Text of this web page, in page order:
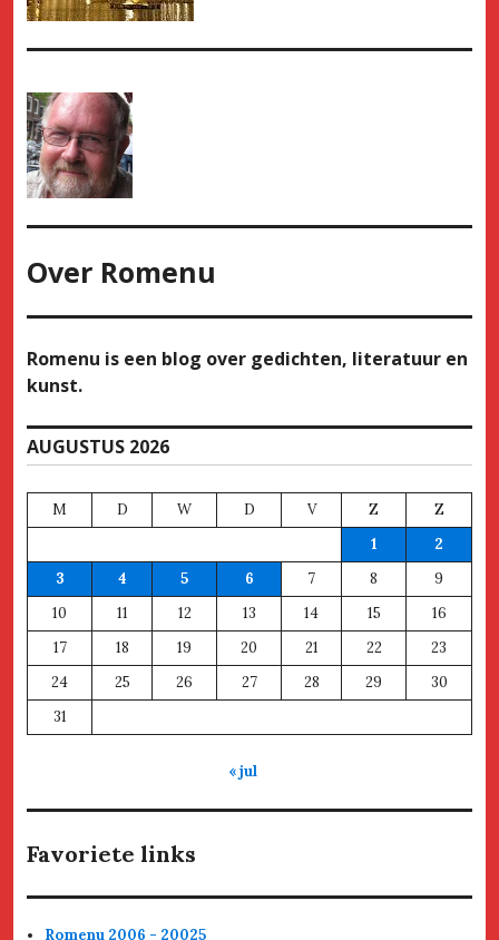
Over Romenu
Romenu is een blog over gedichten, literatuur en
kunst.
AUGUSTUS 2026
M D W D V Z
Z
1
2
3
4 5 6 7 8
9
10
11 12 13 14 15
16
17
18 19 20 21 22
23
24
25 26 27 28 29
30
31
« jul
Favoriete links
Romenu 2006 - 20025